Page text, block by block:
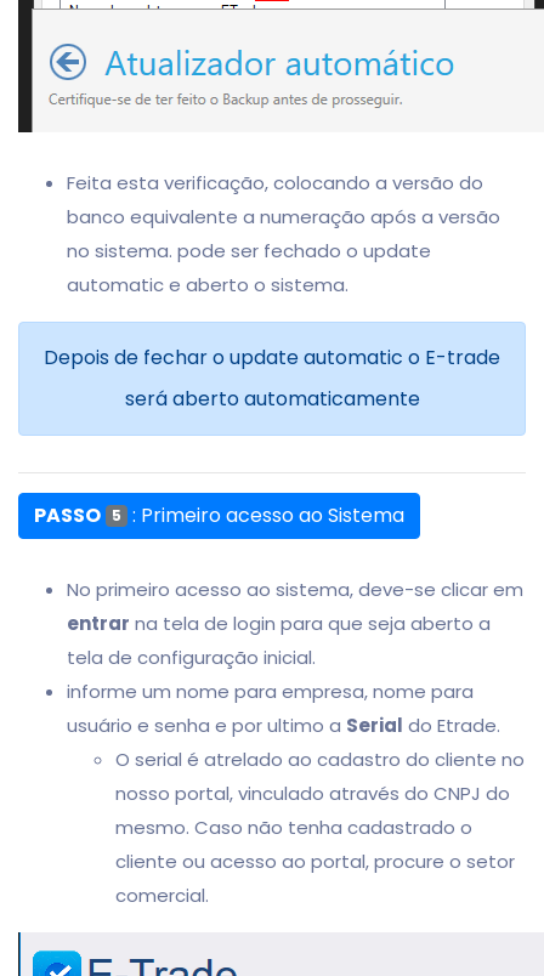
Feita esta verificação, colocando a versão do
banco equivalente a numeração após a versão
no sistema. pode ser fechado o update
automatic e aberto o sistema.
Depois de fechar o update automatic o E-trade
será aberto automaticamente
PASSO 5 : Primeiro acesso ao Sistema
No primeiro acesso ao sistema, deve-se clicar em
entrar na tela de login para que seja aberto a
tela de configuração inicial.
informe um nome para empresa, nome para
usuário e senha e por ultimo a Serial do Etrade.
O serial é atrelado ao cadastro do cliente no
nosso portal, vinculado através do CNPJ do
mesmo. Caso não tenha cadastrado o
cliente ou acesso ao portal, procure o setor
comercial.